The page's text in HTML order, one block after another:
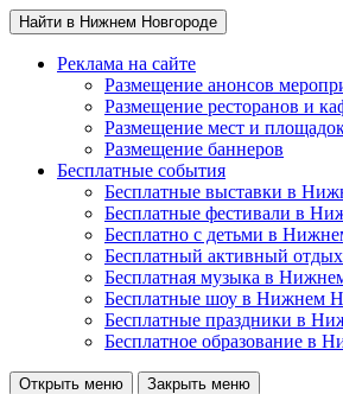
Найти в Нижнем Новгороде
Реклама на сайте
Размещение анонсов
Размещение ресторанов и
Размещение мест и
Размещение баннеров
Бесплатные события
Бесплатные выставки в
Бесплатные фестивали в
Бесплатно с детьми в
Бесплатный активный
Бесплатная музыка в
Бесплатные шоу в Нижнем
Бесплатные праздники в
Бесплатное образование в
Открыть меню Закрыть меню